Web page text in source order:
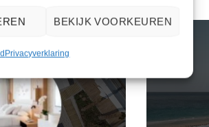
BEKIJK VOORKEUREN
Privacyverklaring